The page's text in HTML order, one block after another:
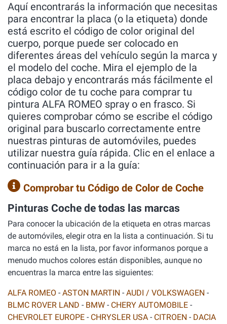
Aquí encontrarás la información que necesitas
para encontrar la placa (o la etiqueta) donde
está escrito el código de color original del
cuerpo, porque puede ser colocado en
diferentes áreas del vehículo según la marca y
el modelo del coche. Mira el ejemplo de la
placa debajo y encontrarás más fácilmente el
código color de tu coche para comprar tu
pintura ALFA ROMEO spray o en frasco. Si
quieres comprobar cómo se escribe el código
original para buscarlo correctamente entre
nuestras pinturas de automóviles, puedes
utilizar nuestra guía rápida. Clic en el enlace a
continuación para ir a la guía:
Comprobar tu Código de Color de Coche
Pinturas Coche de todas las marcas
Para conocer la ubicación de la etiqueta en otras marcas
de automóviles, elegir otra en la lista a continuación. Si tu
marca no está en la lista, por favor informanos porque a
menudo muchos colores están disponibles, aunque no
encuentras la marca entre las siguientes:
ALFA ROMEO - ASTON MARTIN - AUDI / VOLKSWAGEN -
BLMC ROVER LAND - BMW - CHERY AUTOMOBILE -
CHEVROLET EUROPE - CHRYSLER USA - CITROEN - DACIA